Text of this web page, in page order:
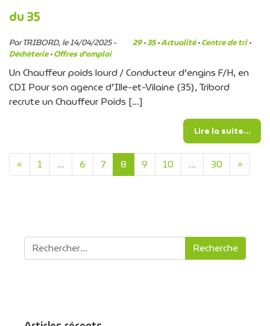
du 35
Par TRIBORD, le 14/04/2025 - 29·35·Actualité·Centre de tri·
Déchèterie·Offres d'emploi
Un Chauffeur poids lourd / Conducteur d’engins F/H, en
CDI Pour son agence d’Ille-et-Vilaine (35), Tribord
recrute un Chauffeur Poids […]
Lire la suite…
Navigation dans les
« 1 … 6 7 8 9 10 … 30 »
Recherche pour :